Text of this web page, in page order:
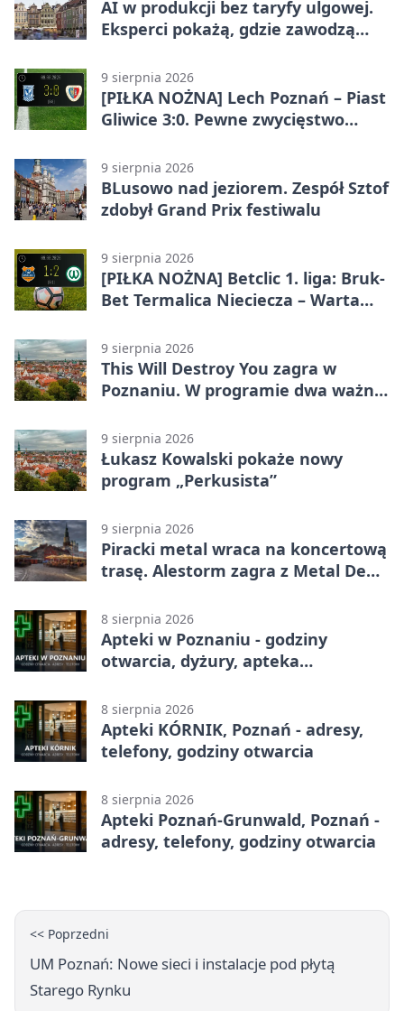
AI w produkcji bez taryfy ulgowej.
Eksperci pokażą, gdzie zawodzą
9 sierpnia 2026
[PIŁKA NOŻNA] Lech Poznań – Piast
Gliwice 3:0. Pewne zwycięstwo
9 sierpnia 2026
BLusowo nad jeziorem. Zespół Sztof
zdobył Grand Prix festiwalu
9 sierpnia 2026
[PIŁKA NOŻNA] Betclic 1. liga: Bruk-
Bet Termalica Nieciecza – Warta
komplet punktów
9 sierpnia 2026
This Will Destroy You zagra w
Poznaniu. W programie dwa ważne
9 sierpnia 2026
Łukasz Kowalski pokaże nowy
program „Perkusista”
9 sierpnia 2026
Piracki metal wraca na koncertową
trasę. Alestorm zagra z Metal De
8 sierpnia 2026
Apteki w Poznaniu - godziny
otwarcia, dyżury, apteka
8 sierpnia 2026
Apteki KÓRNIK, Poznań - adresy,
telefony, godziny otwarcia
8 sierpnia 2026
Apteki Poznań-Grunwald, Poznań -
adresy, telefony, godziny otwarcia
<< Poprzedni
UM Poznań: Nowe sieci i instalacje pod płytą
Starego Rynku